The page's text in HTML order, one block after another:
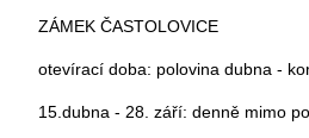
ZÁMEK ČASTOLOVICE
otevírací doba: polovina dubna -
15.dubna - 28. září: denně mimo